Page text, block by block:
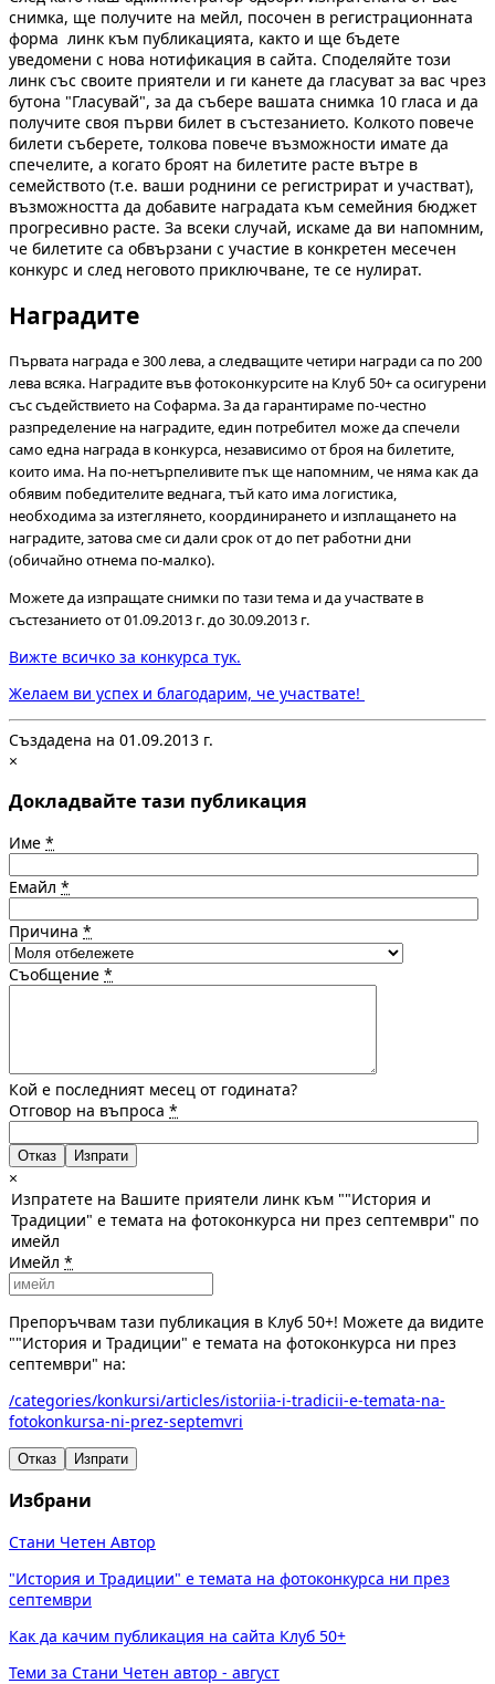
снимка, ще получите на мейл, посочен в регистрационната
форма линк към публикацията, както и ще бъдете
уведомени с нова нотификация в сайта. Споделяйте този
линк със своите приятели и ги канете да гласуват за вас чрез
бутона "Гласувай", за да събере вашата снимка 10 гласа и да
получите своя първи билет в състезанието. Колкото повече
билети съберете, толкова повече възможности имате да
спечелите, а когато броят на билетите расте вътре в
семейството (т.е. ваши роднини се регистрират и участват),
възможността да добавите наградата към семейния бюджет
прогресивно расте. За всеки случай, искаме да ви напомним,
че билетите са обвързани с участие в конкретен месечен
конкурс и след неговото приключване, те се нулират.
Наградите
Първата награда е 300 лева, а следващите четири награди са по 200
лева всяка. Наградите във фотоконкурсите на Клуб 50+ са осигурени
със съдействието на Софарма. За да гарантираме по-честно
разпределение на наградите, един потребител може да спечели
само една награда в конкурса, независимо от броя на билетите,
които има. На по-нетърпеливите пък ще напомним, че няма как да
обявим победителите веднага, тъй като има логистика,
необходима за изтеглянето, координирането и изплащането на
наградите, затова сме си дали срок от до пет работни дни
(обичайно отнема по-малко).
Можете да изпращате снимки по тази тема и да участвате в
състезанието от 01.09.2013 г. до 30.09.2013 г.
Вижте всичко за конкурса тук.
Желаем ви успех и благодарим, че участвате!
Създадена на 01.09.2013 г.
×
Докладвайте тази публикация
Име *
Емайл *
Причина *
Съобщение *
Кой е последният месец от годината?
Отговор на въпроса *
Отказ
×
Изпратете на Вашите приятели линк към ""История и
Традиции" е темата на фотоконкурса ни през септември" по
имейл
Имейл *
Препоръчвам тази публикация в Клуб 50+! Можете да видите
""История и Традиции" е темата на фотоконкурса ни през
септември" на:
/categories/konkursi/articles/istoriia-i-tradicii-e-temata-na-
fotokonkursa-ni-prez-septemvri
Отказ Изпрати
Избрани
Стани Четен Автор
"История и Традиции" е темата на фотоконкурса ни през
септември
Как да качим публикация на сайта Клуб 50+
Теми за Стани Четен автор - август